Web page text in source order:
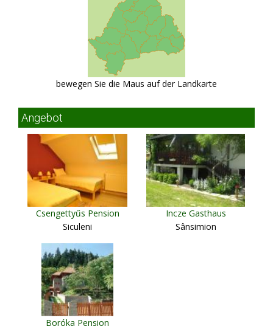
bewegen Sie die Maus auf der Landkarte
Angebot
Csengettyűs Pension
Siculeni
Incze Gasthaus
Sânsimion
Boróka Pension